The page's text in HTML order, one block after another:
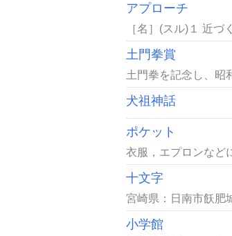
アプローチ
［名］(スル)１ 近
土門拳賞
土門拳を記念し、昭
犬祖神話
ポケット
衣服，エプロンなど
十文字
宮崎県：日南市飫肥
小学館